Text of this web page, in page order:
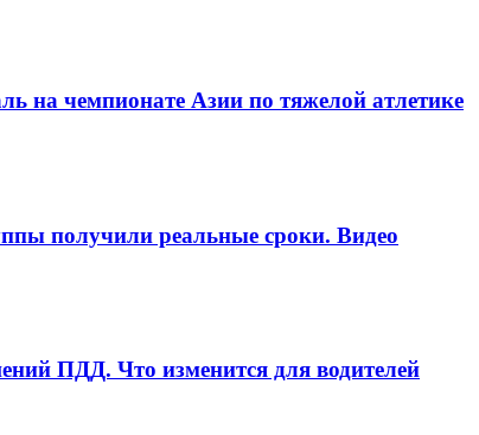
на чемпионате Азии по тяжелой атлетике
получили реальные сроки. Видео
ПДД. Что изменится для водителей